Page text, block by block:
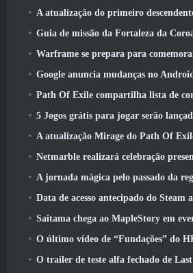
A atualização do primeiro descendente de março para reequilibrar
Guia de missão da Fortaleza da Coroa Branca
Warframe se prepara para comemorar o número da sorte
Google anuncia mudanças no Android, Marcando o
Path Of Exile compartilha lista de correções que estão sendo
5 Jogos grátis para jogar serão
A atualização Mirage do Path Of
Netmarble realizará celebração presencial em Los Angeles. Antes dos Sete
A jornada mágica pelo passado da região de Hexi começa
Data de acesso antecipado do Steam anunciada para
Saitama chega ao MapleStory em evento de
O último vídeo de “Fundações” do HEAT explica como
O trailer de teste alfa fechado de Last Paradise nos lembra como é